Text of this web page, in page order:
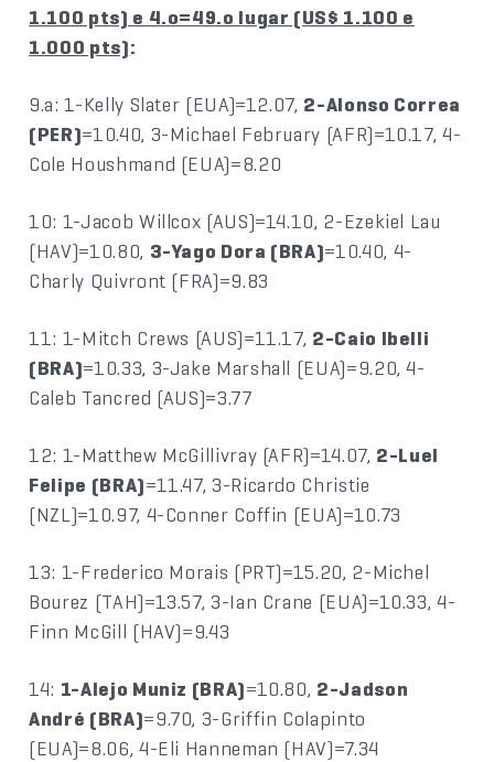
1.100 pts) e 4.o=49.o lugar (US$ 1.100 e
1.000 pts):
9.a: 1-Kelly Slater (EUA)=12.07, 2-Alonso Correa
(PER)=10.40, 3-Michael February (AFR)=10.17, 4-
Cole Houshmand (EUA)=8.20
10: 1-Jacob Willcox (AUS)=14.10, 2-Ezekiel Lau
(HAV)=10.80, 3-Yago Dora (BRA)=10.40, 4-
Charly Quivront (FRA)=9.83
11: 1-Mitch Crews (AUS)=11.17, 2-Caio Ibelli
(BRA)=10.33, 3-Jake Marshall (EUA)=9.20, 4-
Caleb Tancred (AUS)=3.77
12: 1-Matthew McGillivray (AFR)=14.07, 2-Luel
Felipe (BRA)=11.47, 3-Ricardo Christie
(NZL)=10.97, 4-Conner Coffin (EUA)=10.73
13: 1-Frederico Morais (PRT)=15.20, 2-Michel
Bourez (TAH)=13.57, 3-Ian Crane (EUA)=10.33, 4-
Finn McGill (HAV)=9.43
14: 1-Alejo Muniz (BRA)=10.80, 2-Jadson
André (BRA)=9.70, 3-Griffin Colapinto
(EUA)=8.06, 4-Eli Hanneman (HAV)=7.34